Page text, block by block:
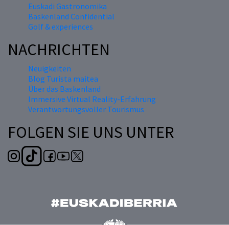
Euskadi Gastronomika
Baskenland Confidential
Golf & experiences
NACHRICHTEN
Neuigkeiten
Blog Turista maitea
Über das Baskenland
Immersive Virtual Reality-Erfahrung
Verantwortungsvoller Tourismus
FOLGEN SIE UNS UNTER